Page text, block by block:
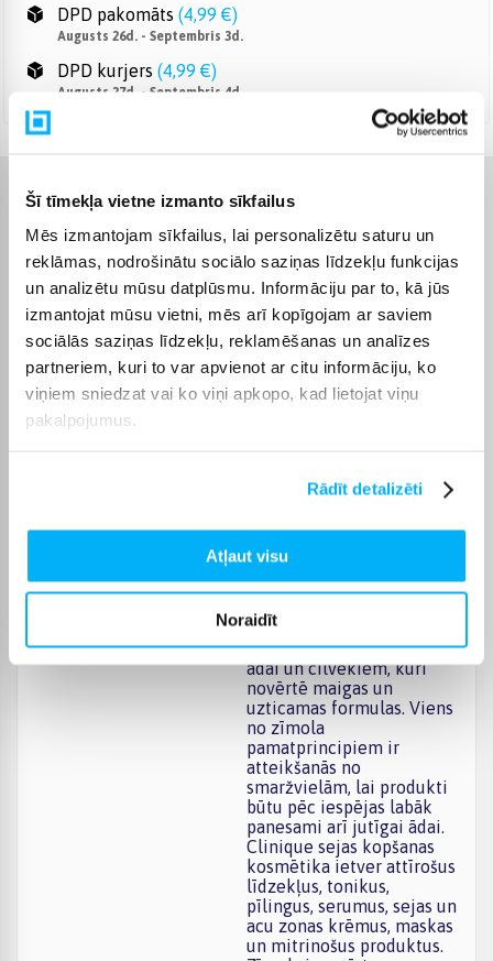
Šī tīmekļa vietne izmanto sīkfailus
Mēs izmantojam sīkfailus, lai personalizētu saturu un
reklāmas, nodrošinātu sociālo saziņas līdzekļu funkcijas
un analizētu mūsu datplūsmu. Informāciju par to, kā jūs
izmantojat mūsu vietni, mēs arī kopīgojam ar saviem
sociālās saziņas līdzekļu, reklamēšanas un analīzes
partneriem, kuri to var apvienot ar citu informāciju, ko
viņiem sniedzat vai ko viņi apkopo, kad lietojat viņu
pakalpojumus.
Rādīt detalizēti
Atļaut visu
Noraidīt
DPD pakomāts (4,99 €)
Augusts 26d. - Septembris 3d.
DPD kurjers (4,99 €)
Augusts 27d. - Septembris 4d.
Raksturlielumi
Ražotājs Clinique
Tilpums, ml 75
Komplektēšanas valsts
Amerikas Savienotās
Valstis
gadā, kas pazīstams ar
risinājumiem un augstiem
drošības standartiem.
Clinique kosmētika tiek
izstrādāta, ņemot vērā
dažādus ādas tipus un
vajadzības, tāpēc Latvijā tā
ir iecienīta izvēle jutīgai
ādai un cilvēkiem, kuri
novērtē maigas un
uzticamas formulas. Viens
no zīmola
pamatprincipiem ir
atteikšanās no
smaržvielām, lai produkti
būtu pēc iespējas labāk
panesami arī jutīgai ādai.
Clinique sejas kopšanas
kosmētika ietver attīrošus
līdzekļus, tonikus,
pīlingus, serumus, sejas un
acu zonas krēmus, maskas
un mitrinošus produktus.